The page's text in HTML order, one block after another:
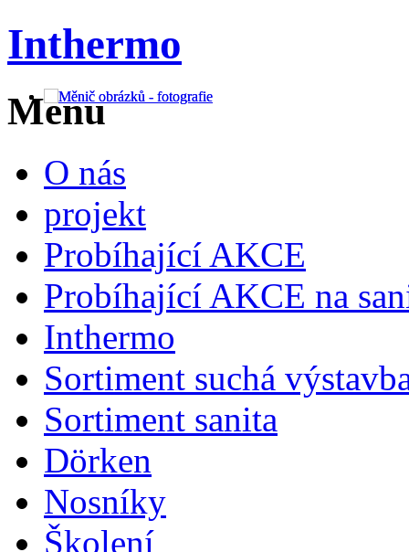
Inthermo
Menu
O nás
projekt
Probíhající AKCE
Probíhající AKCE na
Inthermo
Sortiment suchá
Sortiment sanita
Dörken
Nosníky
Školení